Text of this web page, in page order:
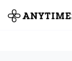
全て